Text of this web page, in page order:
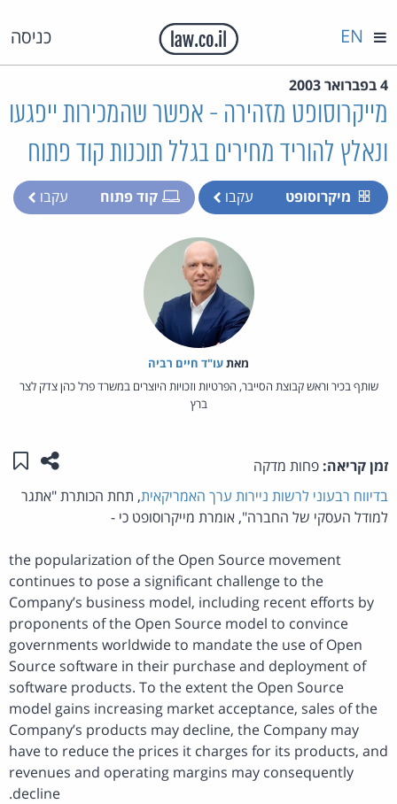
כניסה EN
4 בפברואר 2003
מייקרוסופט מזהירה - אפשר שהמכירות ייפגעו
ונאלץ להוריד מחירים בגלל תוכנות קוד פתוח
מיקרוסופט עקבו קוד פתוח עקבו
מאת‏עו"ד חיים רביה
שותף בכיר וראש קבוצת הסייבר, הפרטיות וזכויות היוצרים במשרד פרל כהן צדק לצר
ברץ
זמן קריאה: פחות מדקה שתפו
בדיווח רבעוני לרשות ניירות ערך האמריקאית, תחת הכותרת "אתגר
למודל העסקי של החברה", אומרת מייקרוסופט כי -
the popularization of the Open Source movement
continues to pose a significant challenge to the
Company’s business model, including recent efforts by
proponents of the Open Source model to convince
governments worldwide to mandate the use of Open
Source software in their purchase and deployment of
software products. To the extent the Open Source
model gains increasing market acceptance, sales of the
Company’s products may decline, the Company may
have to reduce the prices it charges for its products, and
revenues and operating margins may consequently
decline.